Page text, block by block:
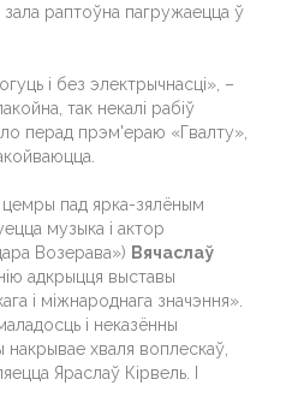
раптоўна пагружаецца ў
і без электрычнасці», –
так некалі рабіў
перад прэм'ераю «Гвалту»,
цемры пад ярка-зялёным
музыка і актор
Возерава») Вячаслаў
адкрыцця выставы
і міжнароднага значэння».
і неказённы
хваля воплескаў,
Яраслаў Кірвель. І